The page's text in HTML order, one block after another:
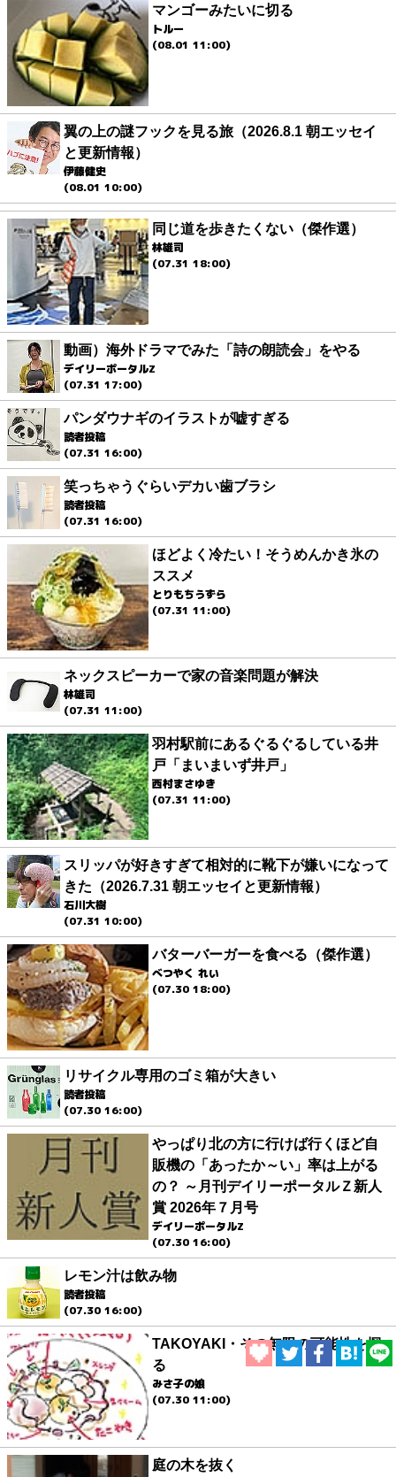
マンゴーみたいに切る
トルー
(08.01 11:00)
翼の上の謎フックを見る旅（2026.8.1 朝エッセイ
と更新情報）
伊藤健史
(08.01 10:00)
同じ道を歩きたくない（傑作選）
林雄司
(07.31 18:00)
動画）海外ドラマでみた「詩の朗読会」をやる
デイリーポータルZ
(07.31 17:00)
パンダウナギのイラストが嘘すぎる
読者投稿
(07.31 16:00)
笑っちゃうぐらいデカい歯ブラシ
読者投稿
(07.31 16:00)
ほどよく冷たい！そうめんかき氷の
ススメ
とりもちうずら
(07.31 11:00)
ネックスピーカーで家の音楽問題が解決
林雄司
(07.31 11:00)
羽村駅前にあるぐるぐるしている井
戸「まいまいず井戸」
西村まさゆき
(07.31 11:00)
スリッパが好きすぎて相対的に靴下が嫌いになって
きた（2026.7.31 朝エッセイと更新情報）
石川大樹
(07.31 10:00)
バターバーガーを食べる（傑作選）
べつやく れい
(07.30 18:00)
リサイクル専用のゴミ箱が大きい
読者投稿
(07.30 16:00)
やっぱり北の方に行けば行くほど自
販機の「あったか～い」率は上がる
の？ ～月刊デイリーポータルＺ新人
賞 2026年７月号
デイリーポータルZ
(07.30 16:00)
レモン汁は飲み物
読者投稿
(07.30 16:00)
TAKOYAKI・その無限の可能性を探
る
みさ子の娘
(07.30 11:00)
庭の木を抜く